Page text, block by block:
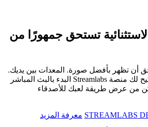
تستحق جمهورًا من
أن تظهر بأفضل صورة. المعدات بين يديك.
والآن امتلك الأدوات. تتيح لك منصة Streamlabs البدء بالبث المباشر
من عرض طريقة لعبك للأصدقاء
معرفة المزيد